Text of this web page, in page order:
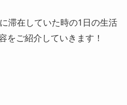
滞在していた時の1日の生活
をご紹介していきます！